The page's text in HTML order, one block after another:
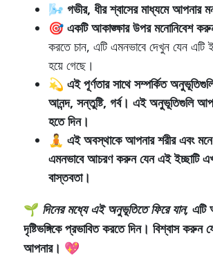
🌬️ গভীর, ধীর শ্বাসের মাধ্যমে আপনার
🎯 একটি আকাঙ্ক্ষার উপর মনোনিবেশ
করতে চান, এটি এমনভাবে দেখুন যেন এটি
হয়ে গেছে।
💫 এই পূর্ণতার সাথে সম্পর্কিত
আনন্দ, সন্তুষ্টি, গর্ব। এই অনুভূতিগুলি
হতে দিন।
🧘 এই অবস্থাকেআপনার শরীর এবং
এমনভাবে আচরণ করুন যেন এই ইচ্ছাটি
বাস্তবতা।
🌱 দিনের মধ্যে এই অনুভূতিতে ফিরে যান, এটি
দৃষ্টিভঙ্গিকে প্রভাবিত করতে দিন। বিশ্বাস করুন
আপনার। 💖